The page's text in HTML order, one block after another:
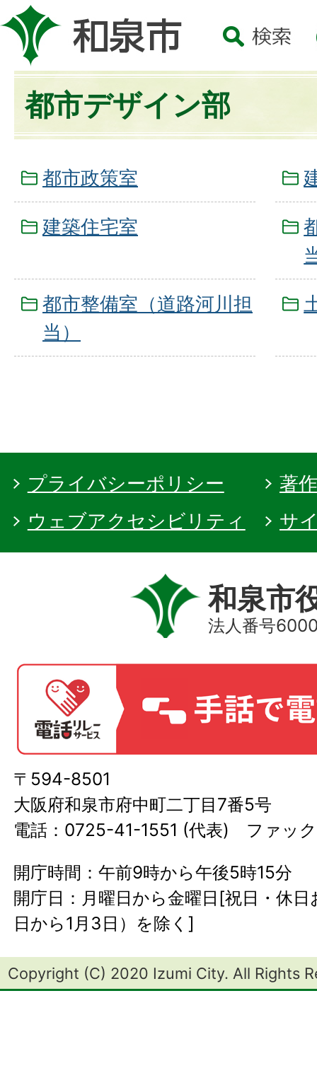
都市デザイン部
都市政策室
建築住宅室
都市整備室（道路河川担
当）
プライバシーポリシー
著
ウェブアクセシビリティ
サ
和泉市
法人番号
〒594-8501
大阪府和泉市府中町二丁目7番5号
電話：0725-41-1551 (代表) ファッ
開庁時間：午前9時から午後5時15分
開庁日：月曜日から金曜日[祝日・休
日から1月3日）を除く]
Copyright (C) 2020 Izumi City. All Rights